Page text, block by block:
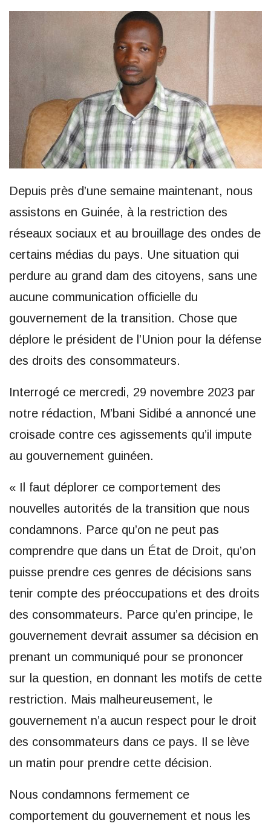
Depuis près d’une semaine maintenant, nous
assistons en Guinée, à la restriction des
réseaux sociaux et au brouillage des ondes de
certains médias du pays. Une situation qui
perdure au grand dam des citoyens, sans une
aucune communication officielle du
gouvernement de la transition. Chose que
déplore le président de l’Union pour la défense
des droits des consommateurs.
Interrogé ce mercredi, 29 novembre 2023 par
notre rédaction, M’bani Sidibé a annoncé une
croisade contre ces agissements qu’il impute
au gouvernement guinéen.
« Il faut déplorer ce comportement des
nouvelles autorités de la transition que nous
condamnons. Parce qu’on ne peut pas
comprendre que dans un État de Droit, qu’on
puisse prendre ces genres de décisions sans
tenir compte des préoccupations et des droits
des consommateurs. Parce qu’en principe, le
gouvernement devrait assumer sa décision en
prenant un communiqué pour se prononcer
sur la question, en donnant les motifs de cette
restriction. Mais malheureusement, le
gouvernement n’a aucun respect pour le droit
des consommateurs dans ce pays. Il se lève
un matin pour prendre cette décision.
Nous condamnons fermement ce
comportement du gouvernement et nous les